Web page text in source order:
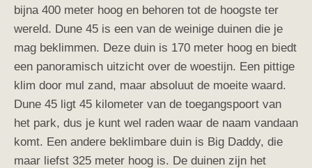
bijna 400 meter hoog en behoren tot de hoogste ter
wereld. Dune 45 is een van de weinige duinen die je
mag beklimmen. Deze duin is 170 meter hoog en biedt
een panoramisch uitzicht over de woestijn. Een pittige
klim door mul zand, maar absoluut de moeite waard.
Dune 45 ligt 45 kilometer van de toegangspoort van
het park, dus je kunt wel raden waar de naam vandaan
komt. Een andere beklimbare duin is Big Daddy, die
maar liefst 325 meter hoog is. De duinen zijn het